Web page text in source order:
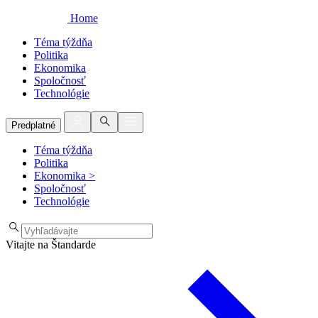
Home
Téma týždňa
Politika
Ekonomika
Spoločnosť
Technológie
Predplatné
Téma týždňa
Politika
Ekonomika >
Spoločnosť
Technológie
Vitajte na Štandarde